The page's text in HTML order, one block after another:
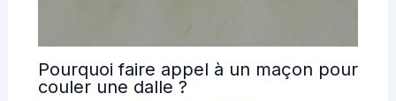
Pourquoi faire appel à un maçon pour
couler une dalle ?